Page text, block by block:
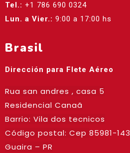
Tel.: +1 786 690 0324
Lun. a Vier.: 9:00 a 17:00 hs
Brasil
Dirección para Flete Aéreo
Rua san andres , casa 5
Residencial Canaã
Barrio: Vila dos tecnicos
Código postal: Cep 85981-143
Guaira – PR